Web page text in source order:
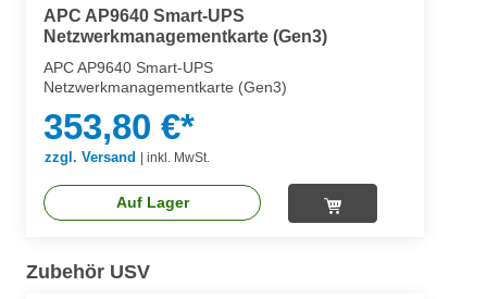
APC AP9640 Smart-UPS
Netzwerkmanagementkarte (Gen3)
APC AP9640 Smart-UPS
Netzwerkmanagementkarte (Gen3)
353,80 €*
zzgl. Versand | inkl. MwSt.
Auf Lager
Zubehör USV